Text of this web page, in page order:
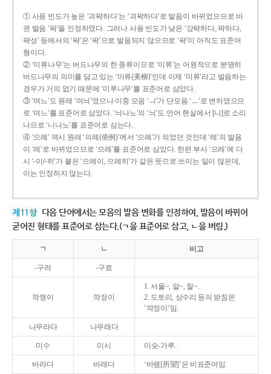
① 사용 빈도가 높은 ‘괴퍅하다’는 ‘괴팍하다’로 발음이 바뀌었으므로 바
뀐 발음 ‘팍’을 인정하였다. 그러나 사용 빈도가 낮은 ‘강퍅하다, 퍅하다,
퍅성’ 등에서의 ‘퍅’은 ‘팍’으로 발음되지 않으므로 ‘퍅’이 아직도 표준어
형이다.
② ‘미류나무’는 버드나무의 한 종류이므로 ‘미류’는 어원적으로 분명히
버드나무의 의미를 담고 있는 ‘미류(美柳)’인데 이제 ‘미류’라고 발음하는
경우가 거의 없기 때문에 ‘미루나무’를 표준어로 삼았다.
③ ‘여느’도 원래 ‘여늬’였으나 이중 모음 ‘ㅢ’가 단모음 ‘ㅡ’로 변하였으므
로 ‘여느’를 표준어로 삼았다. ‘늬나노’의 ‘늬’도 언어 현실에서 [니]로 소리
나므로 ‘니나노’를 표준어로 삼는다.
④ ‘으례’ 역시 원래 ‘의례(依例)’에서 ‘으례’가 되었던 것인데 ‘례’의 발음
이 ‘레’로 바뀌었으므로 ‘으레’를 표준어로 삼았다. 한편 부사 ‘으레’에 다
시 ‘-이/-히’가 붙은 ‘으레이, 으레히’가 같은 뜻으로 쓰이는 일이 많은데,
이는 인정하지 않는다.
제11항 다음 단어에서는 모음의 발음 변화를 인정하여, 발음이 바뀌어
굳어진 형태를 표준어로 삼는다.(ㄱ을 표준어로 삼고, ㄴ을 버림.)
ㄱ ㄴ 비고
-구려 -구료
깍쟁이 깍정이
1. 서울~, 알~, 찰~.
2. 도토리, 상수리 등의 받침은
‘깍정이’임.
나무라다 나무래다
미수 미시 미숫-가루.
바라다 바래다 ‘바램[所望]’은 비표준어임.